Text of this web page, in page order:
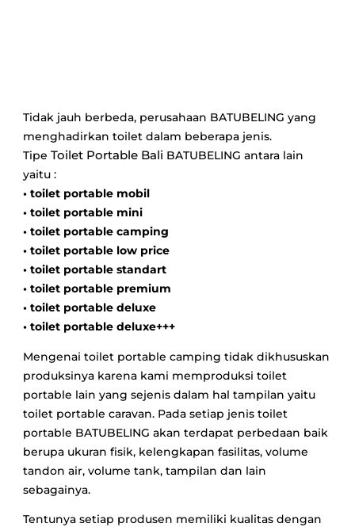
Tidak jauh berbeda, perusahaan BATUBELING yang
menghadirkan toilet dalam beberapa jenis.
TipeToilet Portable Bali BATUBELING antara lain
yaitu :
• toilet portable mobil
• toilet portable mini
• toilet portable camping
• toilet portable low price
• toilet portable standart
• toilet portable premium
• toilet portable deluxe
• toilet portable deluxe+++
Mengenai toilet portable camping tidak dikhususkan
produksinya karena kami memproduksi toilet
portable lain yang sejenis dalam hal tampilan yaitu
toilet portable caravan. Pada setiap jenis toilet
portable BATUBELING akan terdapat perbedaan baik
berupa ukuran fisik, kelengkapan fasilitas, volume
tandon air, volume tank, tampilan dan lain
sebagainya.
Tentunya setiap produsen memiliki kualitas dengan